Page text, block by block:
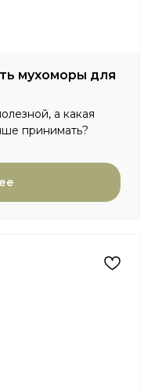
мухоморы для
а какая
принимать?